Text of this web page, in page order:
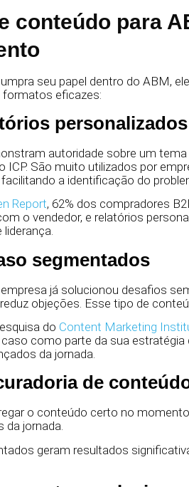
conteúdo para
seu papel dentro do ABM,
formatos eficazes:
personalizados
autoridade sobre um
ICP. São muito utilizados por
a identificação do
Report, 62% dos compradores
o vendedor, e relatórios
segmentados
já solucionou desafios
objeções. Esse tipo de
do Content Marketing
como parte da sua
da jornada.
de
o conteúdo certo no
da jornada.
geram resultados